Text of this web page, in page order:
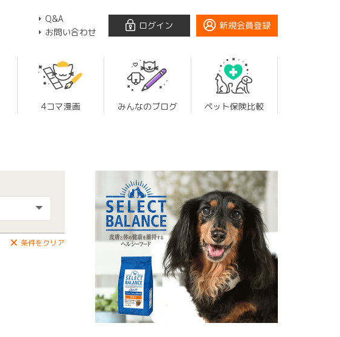
Q&A
お問い合わせ
ログイン 新規会員登録
4コマ漫画 みんなのブログ ペット保険比較
条件をクリア